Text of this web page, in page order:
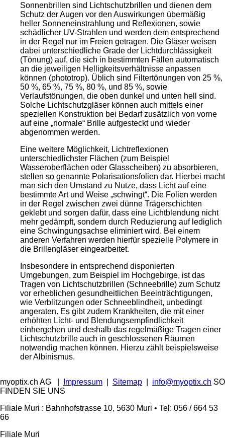
Sonnenbrillen sind Lichtschutzbrillen und dienen dem
Schutz der Augen vor den Auswirkungen übermäßig
heller Sonneneinstrahlung und Reflexionen, sowie
schädlicher UV-Strahlen und werden dem entsprechend
in der Regel nur im Freien getragen. Die Gläser weisen
dabei unterschiedliche Grade der Lichtdurchlässigkeit
(Tönung) auf, die sich in bestimmten Fällen automatisch
an die jeweiligen Helligkeitsverhältnisse anpassen
können (phototrop). Üblich sind Filtertönungen von 25 %,
50 %, 65 %, 75 %, 80 %, und 85 %, sowie
Verlaufstönungen, die oben dunkel und unten hell sind.
Solche Lichtschutzgläser können auch mittels einer
speziellen Konstruktion bei Bedarf zusätzlich von vorne
auf eine „normale“ Brille aufgesteckt und wieder
abgenommen werden.
Eine weitere Möglichkeit, Lichtreflexionen
unterschiedlichster Flächen (zum Beispiel
Wasseroberflächen oder Glasscheiben) zu absorbieren,
stellen so genannte Polarisationsfolien dar. Hierbei macht
man sich den Umstand zu Nutze, dass Licht auf eine
bestimmte Art und Weise „schwingt“. Die Folien werden
in der Regel zwischen zwei dünne Trägerschichten
geklebt und sorgen dafür, dass eine Lichtblendung nicht
mehr gedämpft, sondern durch Reduzierung auf lediglich
eine Schwingungsachse eliminiert wird. Bei einem
anderen Verfahren werden hierfür spezielle Polymere in
die Brillengläser eingearbeitet.
Insbesondere in entsprechend disponierten
Umgebungen, zum Beispiel im Hochgebirge, ist das
Tragen von Lichtschutzbrillen (Schneebrille) zum Schutz
vor erheblichen gesundheitlichen Beeinträchtigungen,
wie Verblitzungen oder Schneeblindheit, unbedingt
angeraten. Es gibt zudem Krankheiten, die mit einer
erhöhten Licht- und Blendungsempfindlichkeit
einhergehen und deshalb das regelmäßige Tragen einer
Lichtschutzbrille auch in geschlossenen Räumen
notwendig machen können. Hierzu zählt beispielsweise
der Albinismus.
myoptix.ch AG Impressum Sitemap info@myoptix.ch SO
FINDEN SIE UNS
Filiale Muri : Bahnhofstrasse 10, 5630 Muri • Tel: 056 / 664 53
66
Filiale Muri